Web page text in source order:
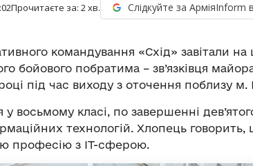
Прочитаєте за: 2хв. Слідкуйте за АрміяInform
командування «Схід» завітали на
бойового побратима – зв’язківця
під час виходу з оточення поблизу м.
восьмому класі, по завершенні
технологій. Хлопець говорить,
професію з ІТ-сферою.